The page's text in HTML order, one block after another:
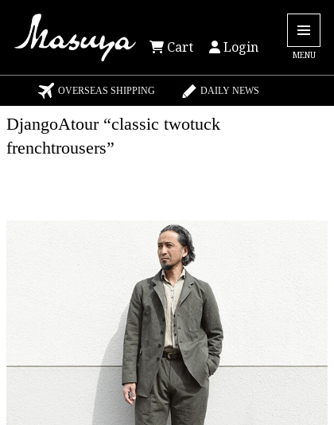
Cart Login MENU
OVERSEAS SHIPPING DAILY NEWS
DjangoAtour “classic twotuck
frenchtrousers”